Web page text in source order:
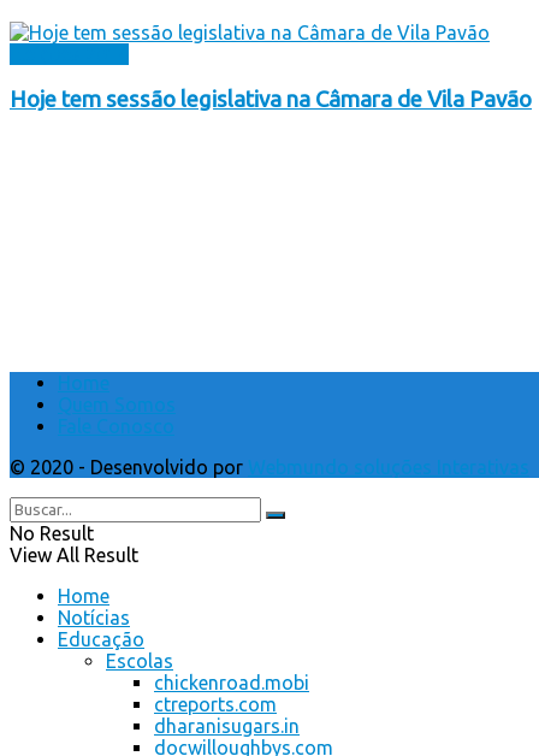
Hoje tem sessão legislativa na Câmara de Vila Pavão
Home
Quem Somos
Fale Conosco
© 2020 - Desenvolvido por Webmundo soluções Interativas
No Result
View All Result
Home
Notícias
Educação
Escolas
chickenroad.mobi
ctreports.com
dharanisugars.in
docwilloughbys.com